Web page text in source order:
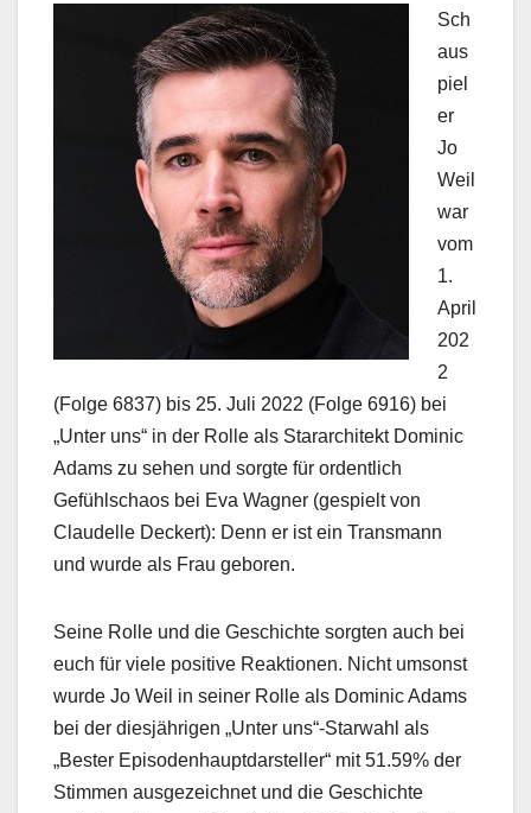
Sch
aus
piel
er
Jo
Weil
war
vom
1.
April
202
2
(Folge 6837) bis 25. Juli 2022 (Folge 6916) bei
„Unter uns“ in der Rolle als Stararchitekt Dominic
Adams zu sehen und sorgte für ordentlich
Gefühlschaos bei Eva Wagner (gespielt von
Claudelle Deckert): Denn er ist ein Transmann
und wurde als Frau geboren.
Seine Rolle und die Geschichte sorgten auch bei
euch für viele positive Reaktionen. Nicht umsonst
wurde Jo Weil in seiner Rolle als Dominic Adams
bei der diesjährigen „Unter uns“-Starwahl als
„Bester Episodenhauptdarsteller“ mit 51.59% der
Stimmen ausgezeichnet und die Geschichte